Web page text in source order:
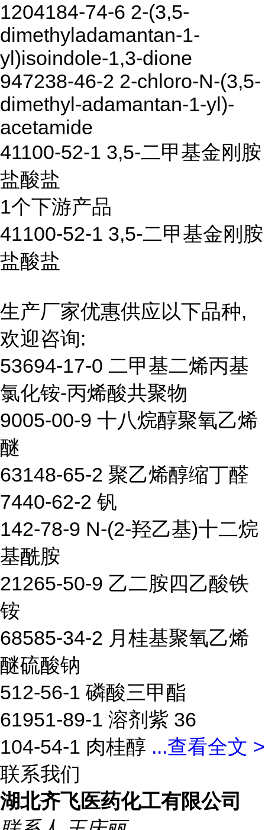
1204184-74-6 2-(3,5-
dimethyladamantan-1-
yl)isoindole-1,3-dione
947238-46-2 2-chloro-N-(3,5-
dimethyl-adamantan-1-yl)-
acetamide
41100-52-1 3,5-二甲基金刚胺
盐酸盐
1个下游产品
41100-52-1 3,5-二甲基金刚胺
盐酸盐
生产厂家优惠供应以下品种,
欢迎咨询:
53694-17-0 二甲基二烯丙基
氯化铵-丙烯酸共聚物
9005-00-9 十八烷醇聚氧乙烯
醚
63148-65-2 聚乙烯醇缩丁醛
7440-62-2 钒
142-78-9 N-(2-羟乙基)十二烷
基酰胺
21265-50-9 乙二胺四乙酸铁
铵
68585-34-2 月桂基聚氧乙烯
醚硫酸钠
512-56-1 磷酸三甲酯
61951-89-1 溶剂紫 36
104-54-1 肉桂醇 ...查看全文 >
联系我们
湖北齐飞医药化工有限公司